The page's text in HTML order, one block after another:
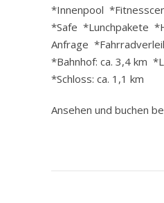
*Innenpool
*Safe *Lunchpakete
Anfrage
*Bahnhof: ca. 3,4 km
*Schloss: ca. 1,1 km
Ansehen und buchen